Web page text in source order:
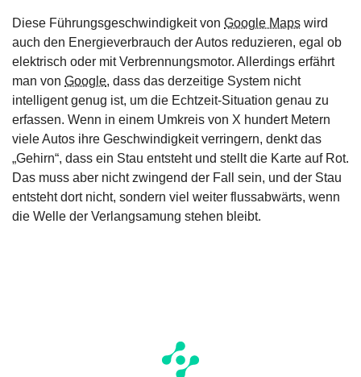
Diese Führungsgeschwindigkeit von Google Maps wird
auch den Energieverbrauch der Autos reduzieren, egal ob
elektrisch oder mit Verbrennungsmotor. Allerdings erfährt
man von Google, dass das derzeitige System nicht
intelligent genug ist, um die Echtzeit-Situation genau zu
erfassen. Wenn in einem Umkreis von X hundert Metern
viele Autos ihre Geschwindigkeit verringern, denkt das
„Gehirn“, dass ein Stau entsteht und stellt die Karte auf Rot.
Das muss aber nicht zwingend der Fall sein, und der Stau
entsteht dort nicht, sondern viel weiter flussabwärts, wenn
die Welle der Verlangsamung stehen bleibt.